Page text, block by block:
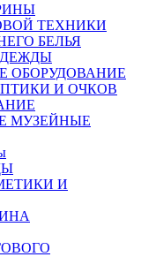
ТЕХНИКИ
БЕЛЬЯ
ОБОРУДОВАНИЕ
И ОЧКОВ
МУЗЕЙНЫЕ
И